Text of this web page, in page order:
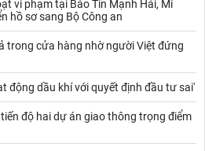
vi phạm tại Bảo Tín Mạnh Hải, Mi
hồ sơ sang Bộ Công an
trong cửa hàng nhờ người Việt đứng
động dầu khí với quyết định đầu tư sai'
độ hai dự án giao thông trọng điểm